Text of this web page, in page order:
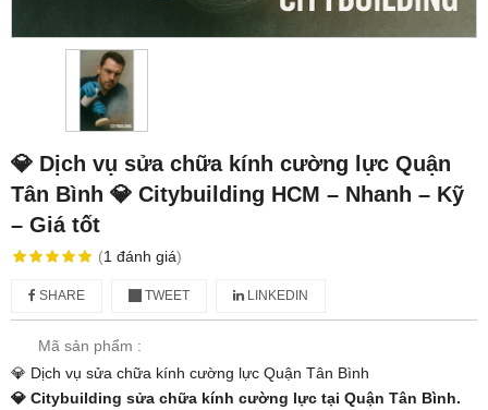
💎 Dịch vụ sửa chữa kính cường lực Quận
Tân Bình 💎 Citybuilding HCM – Nhanh – Kỹ
– Giá tốt
(1 đánh giá)
SHARE TWEET LINKEDIN
Mã sản phẩm :
💎 Dịch vụ sửa chữa kính cường lực Quận Tân Bình
💎 Citybuilding sửa chữa kính cường lực tại Quận Tân Bình.